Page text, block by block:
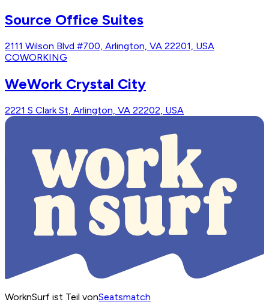
Source Office Suites
2111 Wilson Blvd #700, Arlington, VA 22201, USA
COWORKING
WeWork Crystal City
2221 S Clark St, Arlington, VA 22202, USA
WorknSurf ist Teil vonSeatsmatch